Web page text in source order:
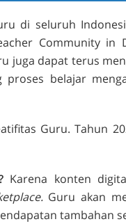
di seluruh
Community in
juga dapat terus
proses belajar
Guru. Tahun
Karena konten
Guru akan
tambahan